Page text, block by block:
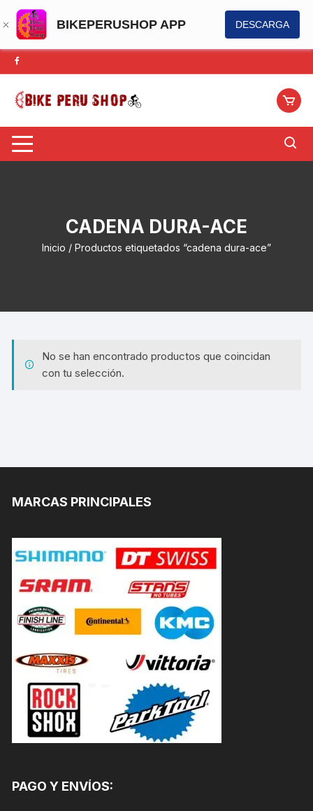
BIKEPERUSHOP APP DESCARGA
Saltar
al
contenido
CADENA DURA-ACE
Inicio / Productos etiquetados “cadena dura-ace”
No se han encontrado productos que coincidan
con tu selección.
MARCAS PRINCIPALES
PAGO Y ENVÍOS: